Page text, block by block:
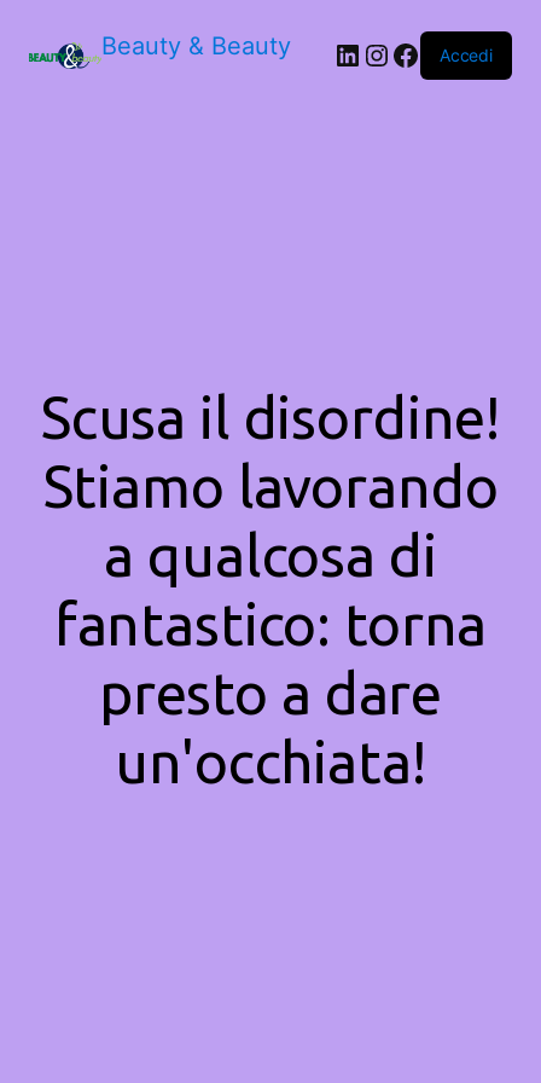
Beauty & Beauty LinkedIn
Instagram
Facebook
Accedi
Scusa il disordine!
Stiamo lavorando
a qualcosa di
fantastico: torna
presto a dare
un'occhiata!